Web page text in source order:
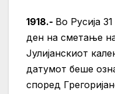
1918.- Во Русија
ден на сметање
Јулијанскиот
датумот беше
според